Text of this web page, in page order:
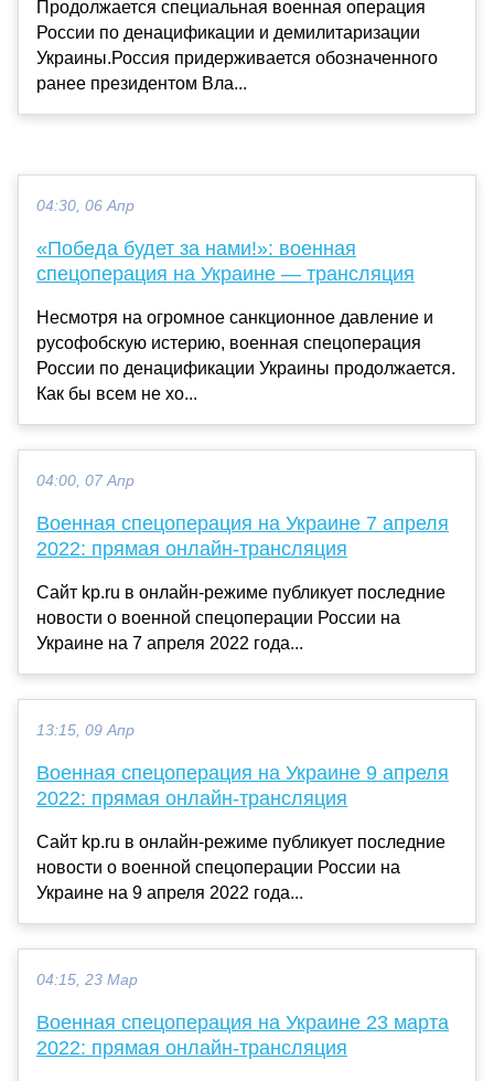
Продолжается специальная военная операция
России по денацификации и демилитаризации
Украины.Россия придерживается обозначенного
ранее президентом Вла...
04:30, 06 Апр
«Победа будет за нами!»: военная
спецоперация на Украине — трансляция
Несмотря на огромное санкционное давление и
русофобскую истерию, военная спецоперация
России по денацификации Украины продолжается.
Как бы всем не хо...
04:00, 07 Апр
Военная спецоперация на Украине 7 апреля
2022: прямая онлайн-трансляция
Сайт kp.ru в онлайн-режиме публикует последние
новости о военной спецоперации России на
Украине на 7 апреля 2022 года...
13:15, 09 Апр
Военная спецоперация на Украине 9 апреля
2022: прямая онлайн-трансляция
Сайт kp.ru в онлайн-режиме публикует последние
новости о военной спецоперации России на
Украине на 9 апреля 2022 года...
04:15, 23 Мар
Военная спецоперация на Украине 23 марта
2022: прямая онлайн-трансляция